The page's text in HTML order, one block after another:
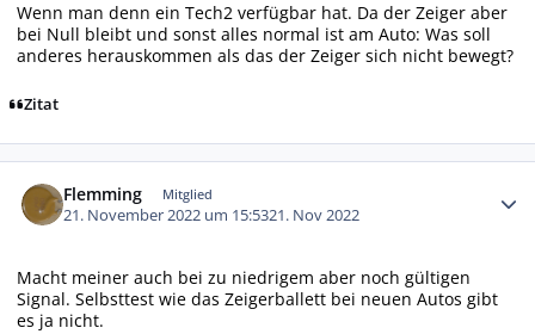
Wenn man denn ein Tech2 verfügbar hat. Da der Zeiger aber
bei Null bleibt und sonst alles normal ist am Auto: Was soll
anderes herauskommen als das der Zeiger sich nicht bewegt?
Zitat
Flemming Mitglied
21. November 2022 um 15:5321. Nov 2022
Macht meiner auch bei zu niedrigem aber noch gültigen
Signal. Selbsttest wie das Zeigerballett bei neuen Autos gibt
es ja nicht.